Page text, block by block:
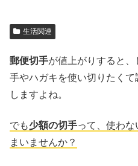
生活関連
郵便切手が値上がりすると
手やハガキを使い切りたく
しますよね。
でも少額の切手って、使わ
まいませんか？